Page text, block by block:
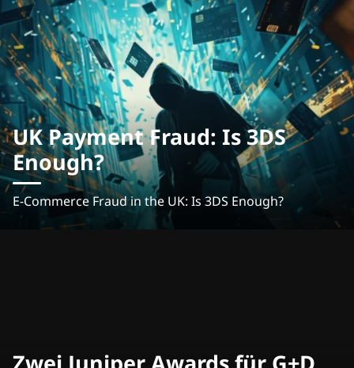
UK Payment Fraud: Is 3DS
Enough?
E-Commerce Fraud in the UK: Is 3DS Enough?